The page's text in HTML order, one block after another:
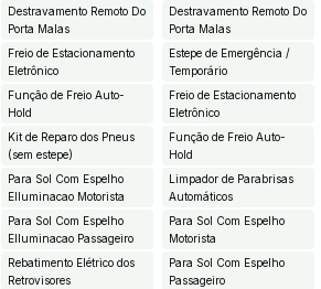
Destravamento Remoto Do
Porta Malas
Freio de Estacionamento
Eletrônico
Função de Freio Auto-
Hold
Kit de Reparo dos Pneus
(sem estepe)
Para Sol Com Espelho
EIluminacao Motorista
Para Sol Com Espelho
EIluminacao Passageiro
Rebatimento Elétrico dos
Retrovisores
Destravamento Remoto Do
Porta Malas
Estepe de Emergência /
Temporário
Freio de Estacionamento
Eletrônico
Função de Freio Auto-
Hold
Limpador de Parabrisas
Automáticos
Para Sol Com Espelho
Motorista
Para Sol Com Espelho
Passageiro